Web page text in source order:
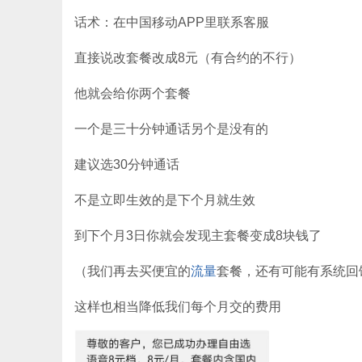
话术：在中国移动APP里联系客服
直接说改套餐改成8元（有合约的不行）
他就会给你两个套餐
一个是三十分钟通话另个是没有的
建议选30分钟通话
不是立即生效的是下个月就生效
到下个月3日你就会发现主套餐变成8块钱了
（我们再去买便宜的流量套餐，还有可能有系统回
这样也相当降低我们每个月交的费用